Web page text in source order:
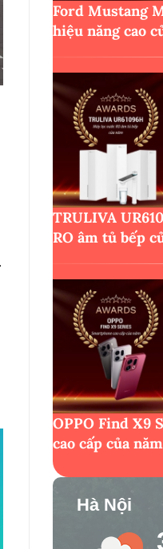
Ford Mustang
hiệu năng cao
TRULIVA
RO âm tủ bếp
OPPO Find X9
cao cấp của năm
Hà Nội